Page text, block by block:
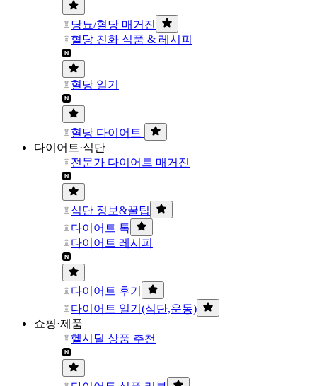
당뇨/혈당 매거진
혈당 친화 식품 & 레시피
혈당 일기
혈당 다이어트
다이어트·식단
전문가 다이어트 매거진
식단 정보&꿀팁
다이어트 톡
다이어트 레시피
다이어트 후기
다이어트 일기(식단,운동)
쇼핑·제품
헬시딜 상품 추천